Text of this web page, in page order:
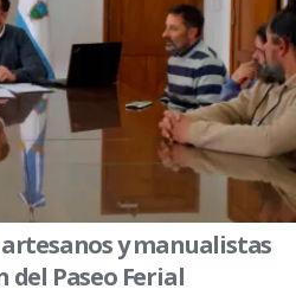
y manualistas
del Paseo Ferial